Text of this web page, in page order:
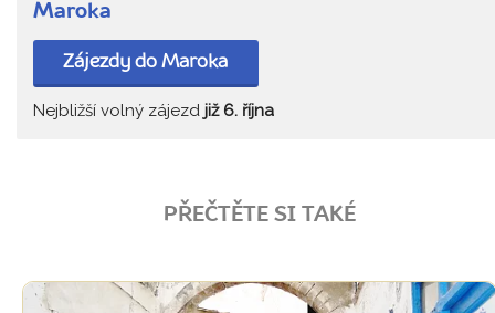
Maroka
Zájezdy do Maroka
Nejbližší volný zájezd již 6. října
PŘEČTĚTE SI TAKÉ